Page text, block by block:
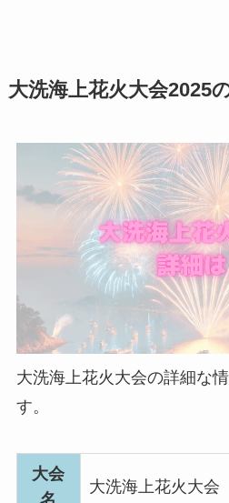
大洗海上花火大会2025
大洗海上花火大会の詳細な
す。
大会
大洗海上花火大会